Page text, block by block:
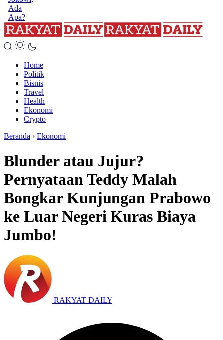
Ada
Apa?
Home
Politik
Bisnis
Travel
Health
Ekonomi
Crypto
Beranda › Ekonomi
Blunder atau Jujur?
Pernyataan Teddy Malah
Bongkar Kunjungan Prabowo
ke Luar Negeri Kuras Biaya
Jumbo!
RAKYAT DAILY